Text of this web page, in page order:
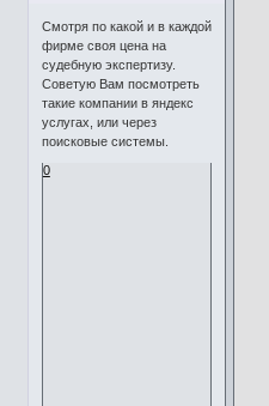
Смотря по какой и в каждой
фирме своя цена на
судебную экспертизу.
Советую Вам посмотреть
такие компании в яндекс
услугах, или через
поисковые системы.
0